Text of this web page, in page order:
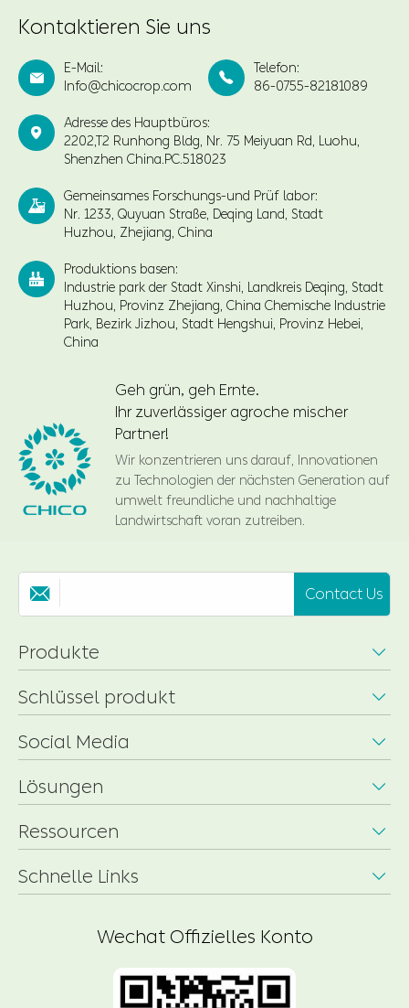
Kontaktieren Sie uns

E-Mail:
Info@chicocrop.com

Telefon:
86-0755-82181089

Adresse des Hauptbüros:
2202,T2 Runhong Bldg, Nr. 75 Meiyuan Rd, Luohu,
Shenzhen China.PC.518023

Gemeinsames Forschungs-und Prüf labor:
Nr. 1233, Quyuan Straße, Deqing Land, Stadt
Huzhou, Zhejiang, China

Produktions basen:
Industrie park der Stadt Xinshi, Landkreis Deqing, Stadt
Huzhou, Provinz Zhejiang, China Chemische Industrie
Park, Bezirk Jizhou, Stadt Hengshui, Provinz Hebei,
China
Geh grün, geh Ernte.
Ihr zuverlässiger agroche mischer
Partner!
Wir konzentrieren uns darauf, Innovationen
zu Technologien der nächsten Generation auf
umwelt freundliche und nachhaltige
Landwirtschaft voran zutreiben.
 Contact Us
Produkte 
Schlüssel produkt 
Social Media 
Lösungen 
Ressourcen 
Schnelle Links 
Wechat Offizielles Konto